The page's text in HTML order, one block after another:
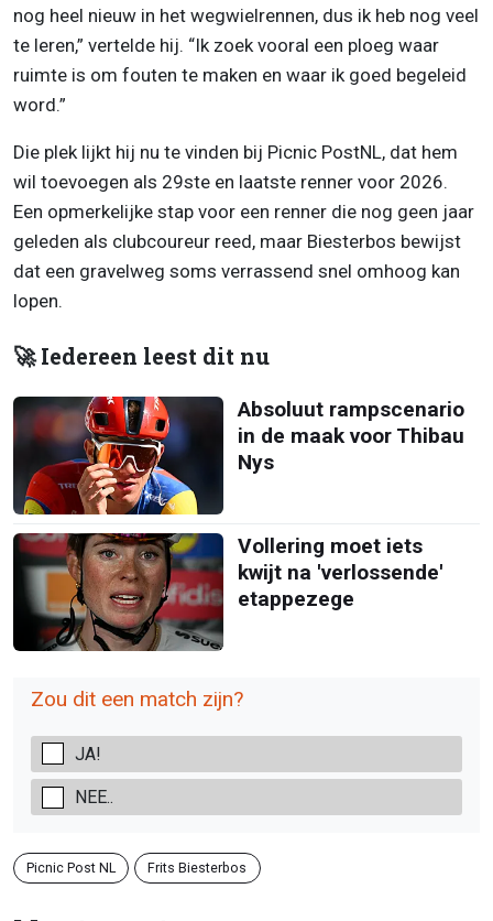
nog heel nieuw in het wegwielrennen, dus ik heb nog veel
te leren,” vertelde hij. “Ik zoek vooral een ploeg waar
ruimte is om fouten te maken en waar ik goed begeleid
word.”
Die plek lijkt hij nu te vinden bij Picnic PostNL, dat hem
wil toevoegen als 29ste en laatste renner voor 2026.
Een opmerkelijke stap voor een renner die nog geen jaar
geleden als clubcoureur reed, maar Biesterbos bewijst
dat een gravelweg soms verrassend snel omhoog kan
lopen.
🚀 Iedereen leest dit nu
Absoluut rampscenario
in de maak voor Thibau
Nys
Vollering moet iets
kwijt na 'verlossende'
etappezege
Zou dit een match zijn?
JA!
NEE..
Picnic Post NL Frits Biesterbos